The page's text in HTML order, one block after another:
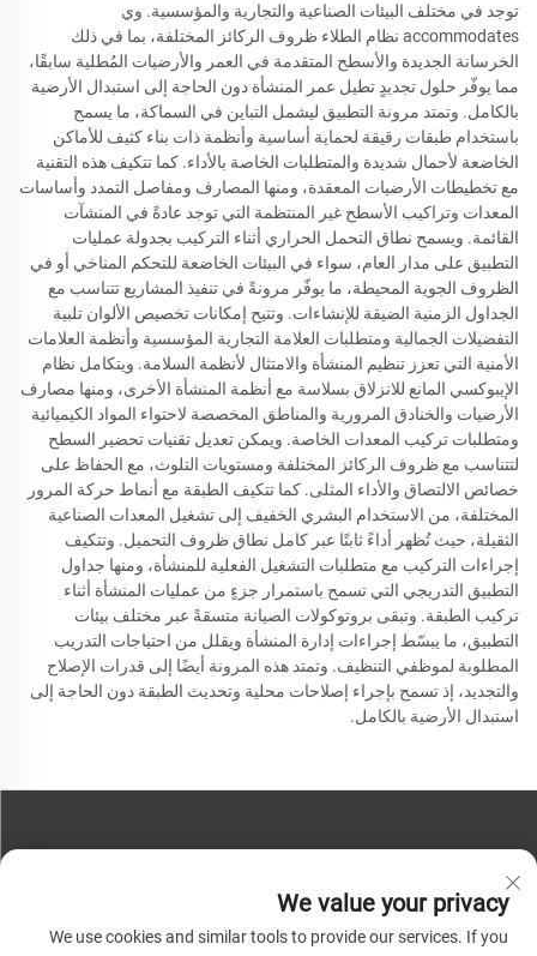
توجد في مختلف البيئات الصناعية والتجارية والمؤسسية. وي
accommodates نظام الطلاء ظروف الركائز المختلفة، بما في ذلك
الخرسانة الجديدة والأسطح المتقدمة في العمر والأرضيات المُطلية سابقًا،
مما يوفّر حلول تجديدٍ تطيل عمر المنشأة دون الحاجة إلى استبدال الأرضية
بالكامل. وتمتد مرونة التطبيق ليشمل التباين في السماكة، ما يسمح
باستخدام طبقات رقيقة لحماية أساسية وأنظمة ذات بناء كثيف للأماكن
الخاضعة لأحمال شديدة والمتطلبات الخاصة بالأداء. كما تتكيف هذه التقنية
مع تخطيطات الأرضيات المعقدة، ومنها المصارف ومفاصل التمدد وأساسات
المعدات وتراكيب الأسطح غير المنتظمة التي توجد عادةً في المنشآت
القائمة. ويسمح نطاق التحمل الحراري أثناء التركيب بجدولة عمليات
التطبيق على مدار العام، سواء في البيئات الخاضعة للتحكم المناخي أو في
الظروف الجوية المحيطة، ما يوفّر مرونةً في تنفيذ المشاريع تتناسب مع
الجداول الزمنية الضيقة للإنشاءات. وتتيح إمكانات تخصيص الألوان تلبية
التفضيلات الجمالية ومتطلبات العلامة التجارية المؤسسية وأنظمة العلامات
الأمنية التي تعزز تنظيم المنشأة والامتثال لأنظمة السلامة. ويتكامل نظام
الإيبوكسي المانع للانزلاق بسلاسة مع أنظمة المنشأة الأخرى، ومنها مصارف
الأرضيات والخنادق المرورية والمناطق المخصصة لاحتواء المواد الكيميائية
ومتطلبات تركيب المعدات الخاصة. ويمكن تعديل تقنيات تحضير السطح
لتتناسب مع ظروف الركائز المختلفة ومستويات التلوث، مع الحفاظ على
خصائص الالتصاق والأداء المثلى. كما تتكيف الطبقة مع أنماط حركة المرور
المختلفة، من الاستخدام البشري الخفيف إلى تشغيل المعدات الصناعية
الثقيلة، حيث تُظهر أداءً ثابتًا عبر كامل نطاق ظروف التحميل. وتتكيف
إجراءات التركيب مع متطلبات التشغيل الفعلية للمنشأة، ومنها جداول
التطبيق التدريجي التي تسمح باستمرار جزءٍ من عمليات المنشأة أثناء
تركيب الطبقة. وتبقى بروتوكولات الصيانة متسقةً عبر مختلف بيئات
التطبيق، ما يبسّط إجراءات إدارة المنشأة ويقلل من احتياجات التدريب
المطلوبة لموظفي التنظيف. وتمتد هذه المرونة أيضًا إلى قدرات الإصلاح
والتجديد، إذ تسمح بإجراء إصلاحات محلية وتحديث الطبقة دون الحاجة إلى
استبدال الأرضية بالكامل.
هاتف:+86-13793890209
هاتف:+86-13793890209
We value your privacy
We use cookies and similar tools to provide our services. If you